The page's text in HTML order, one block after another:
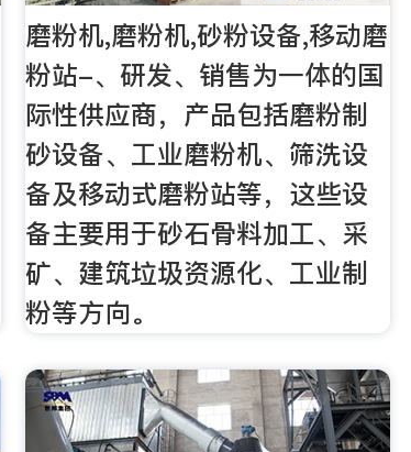
磨粉机,磨粉机,砂粉设备,移动磨
粉站-、研发、销售为一体的国
际性供应商，产品包括磨粉制
砂设备、工业磨粉机、筛洗设
备及移动式磨粉站等，这些设
备主要用于砂石骨料加工、采
矿、建筑垃圾资源化、工业制
粉等方向。